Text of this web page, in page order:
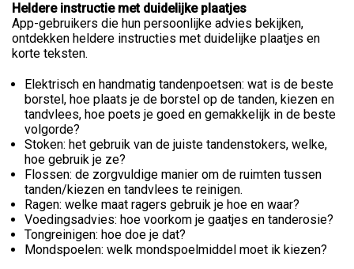
Heldere instructie met duidelijke plaatjes
App-gebruikers die hun persoonlijke advies bekijken,
ontdekken heldere instructies met duidelijke plaatjes en
korte teksten.
Elektrisch en handmatig tandenpoetsen: wat is de beste
borstel, hoe plaats je de borstel op de tanden, kiezen en
tandvlees, hoe poets je goed en gemakkelijk in de beste
volgorde?
Stoken: het gebruik van de juiste tandenstokers, welke,
hoe gebruik je ze?
Flossen: de zorgvuldige manier om de ruimten tussen
tanden/kiezen en tandvlees te reinigen.
Ragen: welke maat ragers gebruik je hoe en waar?
Voedingsadvies: hoe voorkom je gaatjes en tanderosie?
Tongreinigen: hoe doe je dat?
Mondspoelen: welk mondspoelmiddel moet ik kiezen?